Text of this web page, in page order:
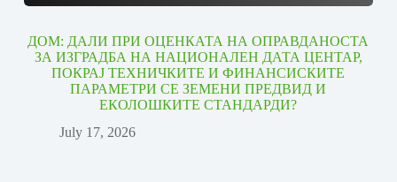
ДОМ: ДАЛИ ПРИ ОЦЕНКАТА НА ОПРАВДАНОСТА
ЗА ИЗГРАДБА НА НАЦИОНАЛЕН ДАТА ЦЕНТАР,
ПОКРАЈ ТЕХНИЧКИТЕ И ФИНАНСИСКИТЕ
ПАРАМЕТРИ СЕ ЗЕМЕНИ ПРЕДВИД И
ЕКОЛОШКИТЕ СТАНДАРДИ?
July 17, 2026